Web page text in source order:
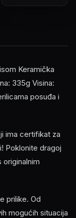
Keramička
335g Visina:
posuđa i
ima certifikat za
Poklonite dragoj
prilike. Od
mogućih situacija